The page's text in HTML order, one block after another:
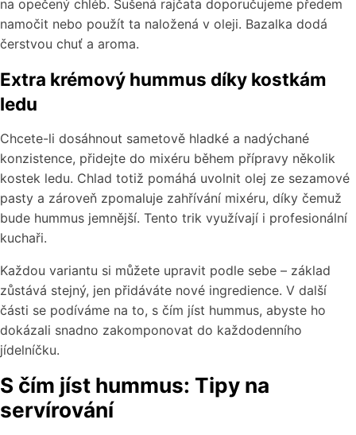
na opečený chléb. Sušená rajčata doporučujeme předem
namočit nebo použít ta naložená v oleji. Bazalka dodá
čerstvou chuť a aroma.
Extra krémový hummus díky kostkám
ledu
Chcete-li dosáhnout sametově hladké a nadýchané
konzistence, přidejte do mixéru během přípravy několik
kostek ledu. Chlad totiž pomáhá uvolnit olej ze sezamové
pasty a zároveň zpomaluje zahřívání mixéru, díky čemuž
bude hummus jemnější. Tento trik využívají i profesionální
kuchaři.
Každou variantu si můžete upravit podle sebe – základ
zůstává stejný, jen přidáváte nové ingredience. V další
části se podíváme na to, s čím jíst hummus, abyste ho
dokázali snadno zakomponovat do každodenního
jídelníčku.
S čím jíst hummus: Tipy na
servírování